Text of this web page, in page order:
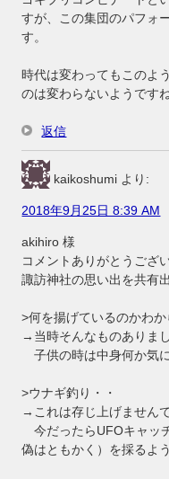
すが、この集団のパフォ
す。
時代は変わってもこのよ
のは変わらないようですね
返信
kaikoshumi より:
2018年9月25日 8:39 AM
akihiro 様
コメントありがとうござ
諏訪神社の思い出を共有
>何を揚げているのかわか
→当時そんなものありま
子供の時は中身何か気
>ウナギ釣り・・
→これは存じ上げませんで
今だったらUFOキャッ
偽はともかく）を採るよ